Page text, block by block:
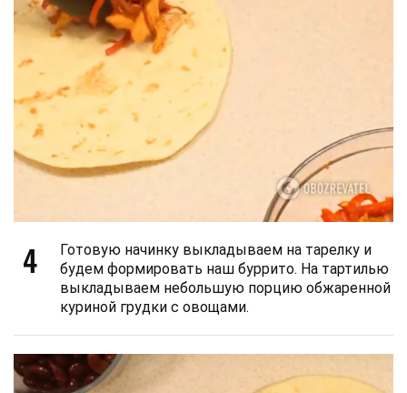
4
Готовую начинку выкладываем на тарелку и
будем формировать наш буррито. На тартилью
выкладываем небольшую порцию обжаренной
куриной грудки с овощами.